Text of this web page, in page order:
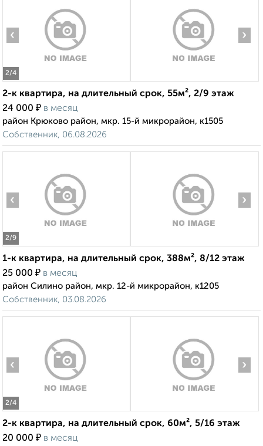
2/4
‹ ›
2-к квартира, на длительный срок, 55м², 2/9 этаж
24 000 ₽ в месяц
район Крюково район, мкр. 15-й микрорайон, к1505
Собственник, 06.08.2026
2/9
‹ ›
1-к квартира, на длительный срок, 388м², 8/12 этаж
25 000 ₽ в месяц
район Силино район, мкр. 12-й микрорайон, к1205
Собственник, 03.08.2026
2/4
‹ ›
2-к квартира, на длительный срок, 60м², 5/16 этаж
20 000 ₽ в месяц